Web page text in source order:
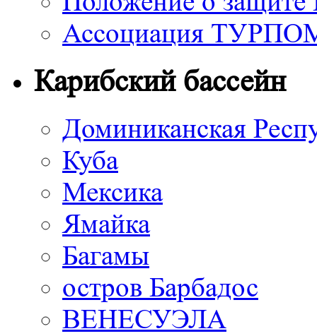
Ассоциация
Карибский бассейн
Доминиканская
Куба
Мексика
Ямайка
Багамы
остров Барбадос
ВЕНЕСУЭЛА